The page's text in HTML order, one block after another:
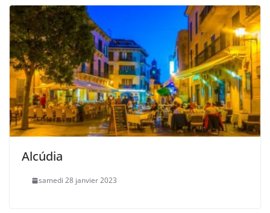
Alcúdia
samedi 28 janvier 2023